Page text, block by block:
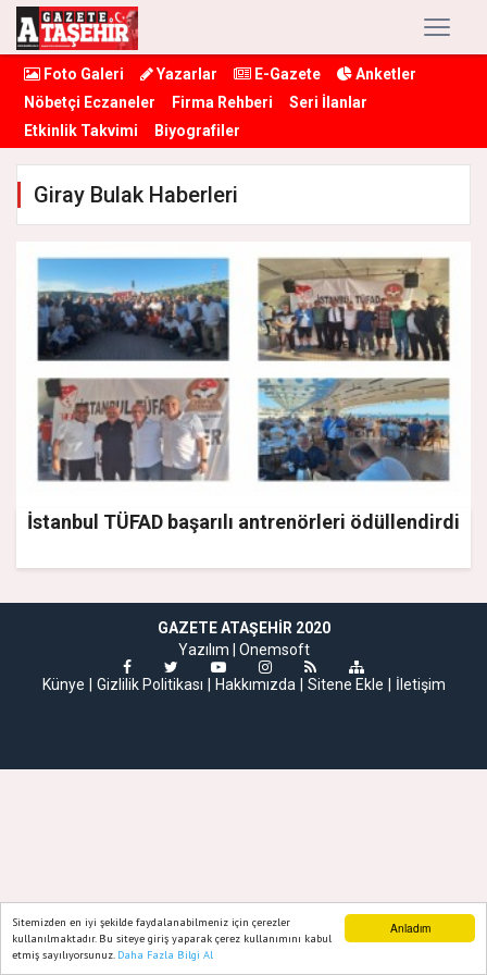
Anladım
Sitemizden en iyi şekilde faydalanabilmeniz için çerezler
kullanılmaktadır. Bu siteye giriş yaparak çerez kullanımını kabul
etmiş sayılıyorsunuz. Daha Fazla Bilgi Al
Foto Galeri Yazarlar E-Gazete
Anketler
Nöbetçi Eczaneler
Firma Rehberi
Seri İlanlar
Etkinlik Takvimi
Biyografiler
Giray Bulak Haberleri
İstanbul TÜFAD başarılı antrenörleri ödüllendirdi
GAZETE ATAŞEHIR 2020
Yazılım | Onemsoft
Künye
Gizlilik Politikası Hakkımızda Sitene Ekle İletişim
Ana Sayfa Web TV